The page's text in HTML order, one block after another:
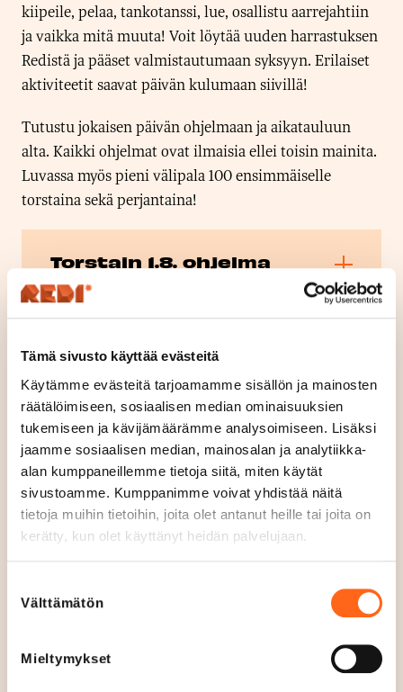
Tämä sivusto käyttää evästeitä
Käytämme evästeitä tarjoamamme sisällön ja mainosten
räätälöimiseen, sosiaalisen median ominaisuuksien
tukemiseen ja kävijämäärämme analysoimiseen. Lisäksi
jaamme sosiaalisen median, mainosalan ja analytiikka-
alan kumppaneillemme tietoja siitä, miten käytät
sivustoamme. Kumppanimme voivat yhdistää näitä
tietoja muihin tietoihin, joita olet antanut heille tai joita on
kerätty, kun olet käyttänyt heidän palvelujaan.
valinta
Välttämätön
Mieltymykset
kiipeile, pelaa, tankotanssi, lue, osallistu aarrejahtiin
ja vaikka mitä muuta! Voit löytää uuden harrastuksen
Redistä ja pääset valmistautumaan syksyyn. Erilaiset
aktiviteetit saavat päivän kulumaan siivillä!
Tutustu jokaisen päivän ohjelmaan ja aikatauluun
alta. Kaikki ohjelmat ovat ilmaisia ellei toisin mainita.
Luvassa myös pieni välipala 100 ensimmäiselle
torstaina sekä perjantaina!
Torstain 1.8. ohjelma
Lauantain 3.8. ohjelma
Sunnuntain 4.8. ohjelma
Kaiken tämän lisäksi Kalasataman Kirjasto
lomalta palaavia aivoja helliäksesi, tiedät mihin
liittyvät kirjat löydät sisäänkäynnin luota. Kysy myös